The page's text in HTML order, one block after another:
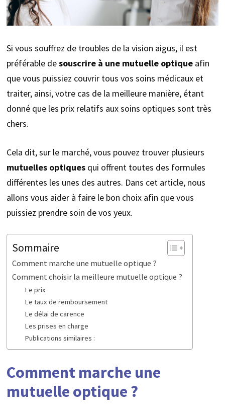
Si vous souffrez de troubles de la vision aigus, il est
préférable desouscrire à une mutuelle optiqueafin
que vous puissiez couvrir tous vos soins médicaux et
traiter, ainsi, votre cas de la meilleure manière, étant
donné que les prix relatifs aux soins optiques sont très
chers.
Cela dit, sur le marché, vous pouvez trouver plusieurs
mutuelles optiquesqui offrent toutes des formules
différentes les unes des autres. Dans cet article, nous
allons vous aider à faire le bon choix afin que vous
puissiez prendre soin de vos yeux.
Sommaire
Comment marche une mutuelle optique ?
Comment choisir la meilleure mutuelle optique ?
Le prix
Le taux de remboursement
Le délai de carence
Les prises en charge
Publications similaires :
Comment marche une
mutuelle optique ?